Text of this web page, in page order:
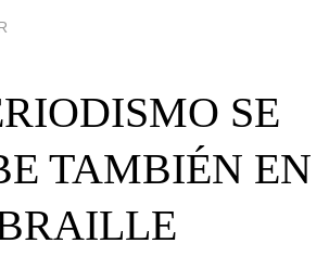
SE
TAMBIÉN EN